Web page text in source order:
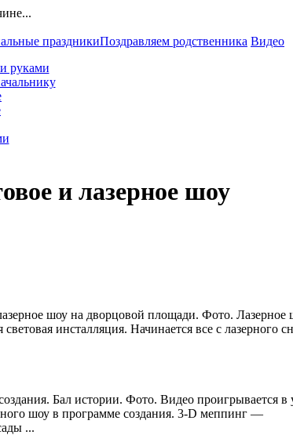
праздникиПоздравляем родственника Видео
руками
и лазерное шоу
шоу на дворцовой площади. Фото. Лазерное
инсталляция. Начинается все с лазерного
Бал истории. Фото. Видео проигрывается
шоу в программе создания. 3-D меппинг —
...